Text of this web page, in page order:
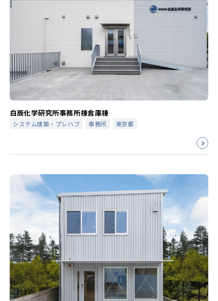
白辰化学研究所事務所棟倉庫棟
システム建築・プレハブ 事務所 東京都